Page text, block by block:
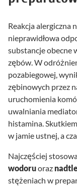
Reakcja alergiczna
nieprawidłowa
substancje obecne
zębów. W
pozabiegowej,
zębinowych przez
uruchomienia
uwalniania
histamina.
w jamie ustnej, a
Najczęściej
wodoruoraz
stężeniach w